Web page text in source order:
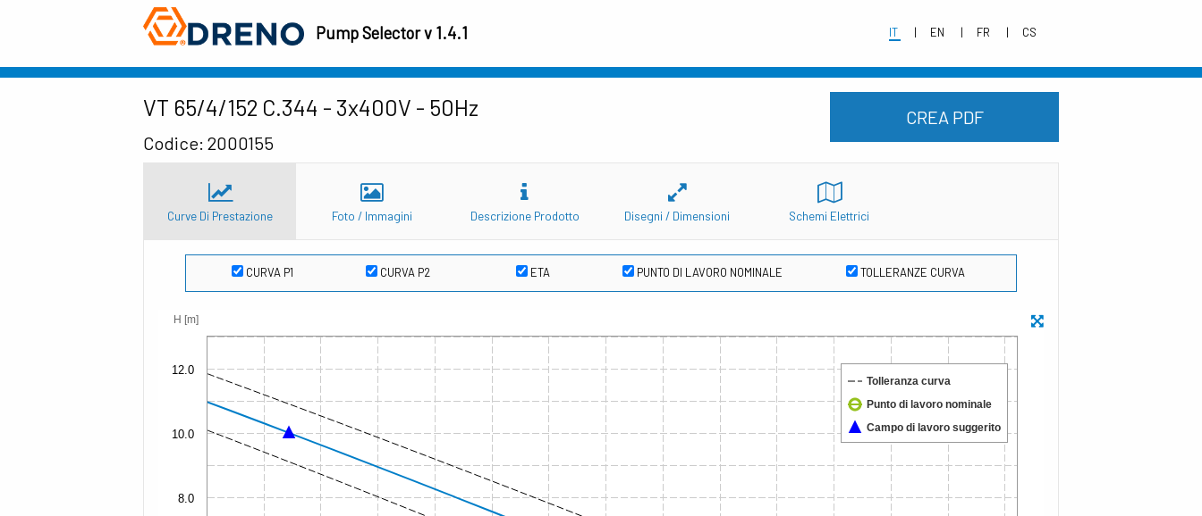
Pump Selector v 1.4.1 IT EN FR CS
VT 65/4/152 C.344 - 3x400V - 50Hz
Codice: 2000155
CREA PDF
Curve Di Prestazione Foto / Immagini Descrizione Prodotto Disegni / Dimensioni Schemi Elettrici
CURVA P1 CURVA P2 ETA PUNTO DI LAVORO NOMINALE TOLLERANZE CURVA
H [m]
Tolleranza curva
Punto di lavoro nominale
Campo di lavoro suggerito
8.0
10.0
12.0